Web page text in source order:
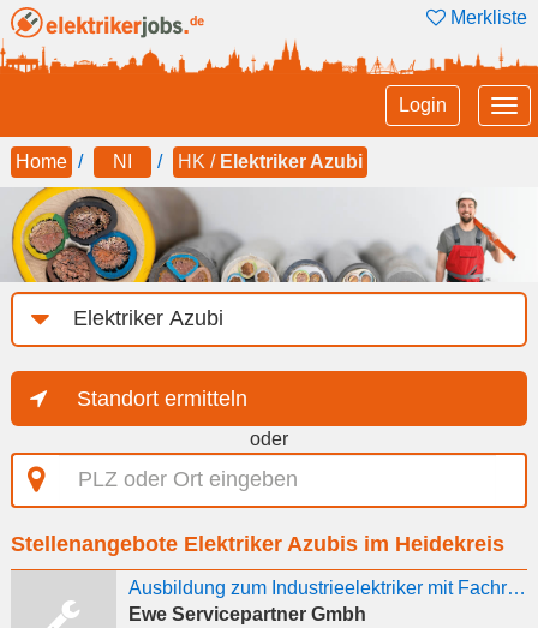
Merkliste
Login
Home NI HK / Elektriker Azubi
Job-
Kategorie
Standort ermitteln
oder
PLZ
oder
eingeben
Stellenangebote Elektriker Azubis im Heidekreis
Ausbildung zum Industrieelektriker mit Fachrichtung Betriebstechnik (w/d/m) für Energienetze - 2027
Ewe Servicepartner Gmbh